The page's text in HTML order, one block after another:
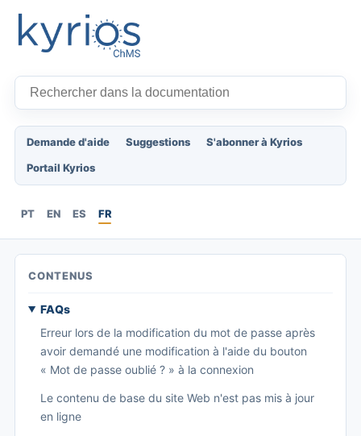
Demande d'aide Suggestions
S'abonner à Kyrios
Portail Kyrios
PT EN ES FR
CONTENUS
FAQs
Erreur lors de la modification du mot de passe après
avoir demandé une modification à l'aide du bouton
« Mot de passe oublié ? » à la connexion
Le contenu de base du site Web n'est pas mis à jour
en ligne